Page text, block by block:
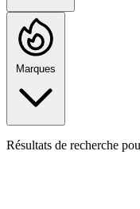
Marques
Résultats de recherche